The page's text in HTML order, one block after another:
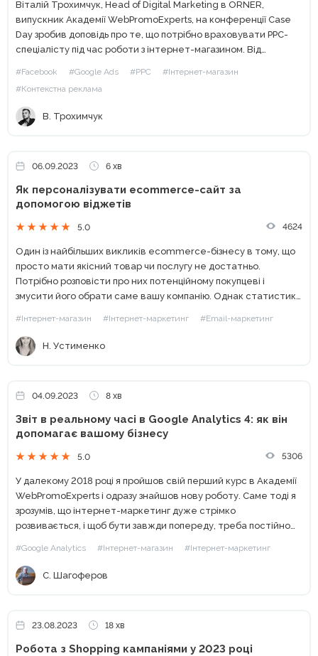
Віталій Трохимчук, Head of Digital Marketing в ORNER,
випускник Академії WebPromoExperts, на конференції Case
Day зробив доповідь про те, що потрібно враховувати PPC-
спеціалісту під час роботи з інтернет-магазином. Від
у Telegram. Стаття буде корисною...
#Facebook #Google Ads #PPC
#Інтернет-магазин
#Контекстна реклама
В. Трохимчук
06.09.2023 6 хв
Як персоналізувати ecommerce-сайт за
допомогою віджетів
5.0 4624
Один із найбільших викликів ecommerce-бізнесу в тому, що
просто мати якісний товар чи послугу не достатньо.
Потрібно розповісти про них потенційному покупцеві і
змусити його обрати саме вашу компанію. Однак статистика
ваш сайт....
#Інтернет-магазин #Інтернет-маркетинг #Email-маркетинг
Н. Устименко
04.09.2023 8 хв
Звіт в реальному часі в Google Analytics 4: як він
допомагає вашому бізнесу
5.0 5306
У далекому 2018 році я пройшов свій перший курс в Академії
WebPromoExperts і одразу знайшов нову роботу. Саме тоді я
зрозумів, що інтернет-маркетинг дуже стрімко
розвивається, і щоб бути завжди попереду, треба постійно
#Google Analytics #Інтернет-магазин #Інтернет-маркетинг
С. Шагоферов
23.08.2023 18 хв
Робота з Shopping кампаніями у 2023 році